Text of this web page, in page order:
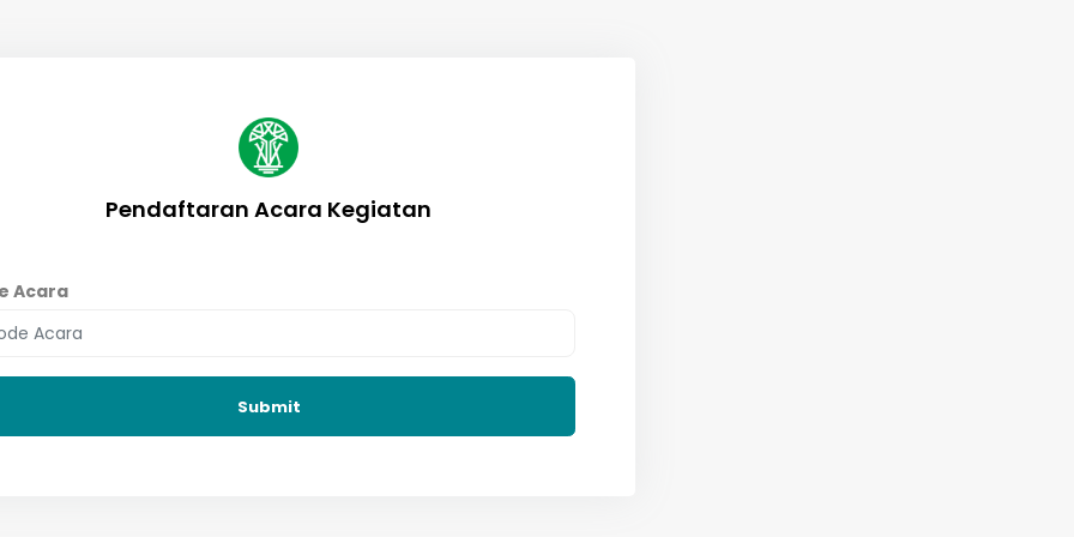
Pendaftaran Acara Kegiatan
Acara
Submit